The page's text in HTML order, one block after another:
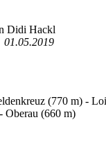
Didi Hackl
(770 m) -
Oberau (660 m)